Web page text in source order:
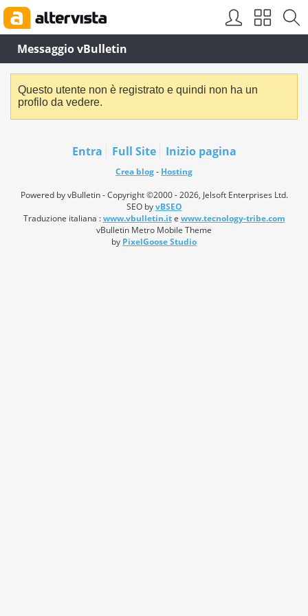
Messaggio vBulletin
Questo utente non è registrato e quindi non ha un
profilo da vedere.
Entra Full Site Inizio pagina
Crea blog- Hosting
Powered by vBulletin - Copyright ©2000 - 2026, Jelsoft Enterprises Ltd.
SEO byvBSEO
Traduzione italiana :www.vbulletin.ite www.tecnology-tribe.com
vBulletin Metro Mobile Theme
by PixelGoose Studio